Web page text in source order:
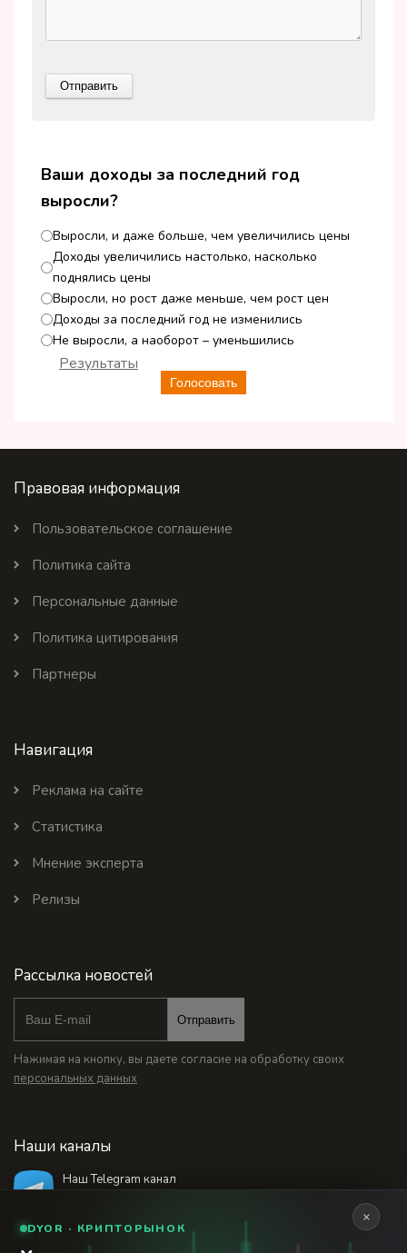
Ваши доходы за последний год
выросли?
Выросли, и даже больше, чем увеличились цены
Доходы увеличились настолько, насколько
поднялись цены
Выросли, но рост даже меньше, чем рост цен
Доходы за последний год не изменились
Не выросли, а наоборот – уменьшились
Голосовать
Результаты
Правовая информация
Пользовательское соглашение
Политика сайта
Персональные данные
Политика цитирования
Партнеры
Навигация
Реклама на сайте
Статистика
Мнение эксперта
Релизы
Рассылка новостей
Отправить
Нажимая на кнопку, вы даете согласие на обработку своих
персональных данных
Наши каналы
Наш Telegram канал
×
DYOR · КРИПТОРЫНОК